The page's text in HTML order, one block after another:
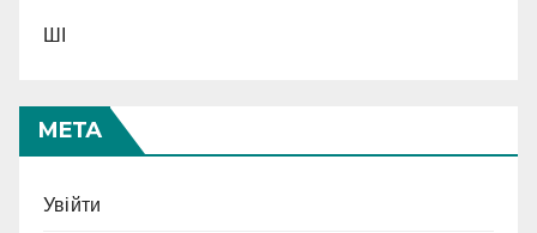
ШІ
МЕТА
Увійти